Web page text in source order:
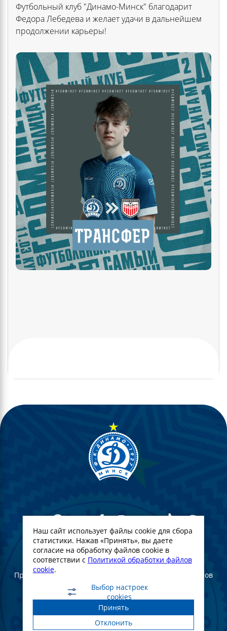
Футбольный клуб "Динамо-Минск" благодарит
Федора Лебедева и желает удачи в дальнейшем
продолжении карьеры!
© Футбольный Клуб Динамо-Минск. 2022
При полном или частичном использовании материалов
ссылка на официальный сайт ФК Динамо Минск
обязательна
Создание и продвижение сайта -
WebGroup.PRO
Наш сайт использует файлы cookie для сбора
статистики. Нажав «Принять», вы даете
согласие на обработку файлов cookie в
соответствии с Политикой обработки файлов
cookie.
Выбор настроек
cookies
Принять
Отклонить